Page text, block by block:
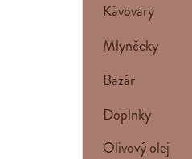
Kávovary
Mlynčeky
Bazár
Doplnky
Olivový olej